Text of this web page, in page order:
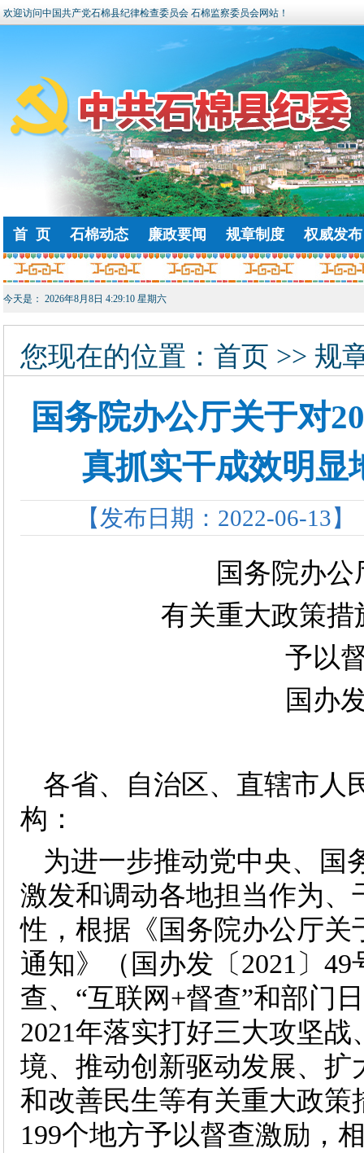
欢迎访问中国共产党石棉县纪律检查委员会 石棉监察委员会网站！
首 页 石棉动态 廉政要闻 规章制度 权威发布
今天是： 2026年8月8日 4:29:11 星期六
您现在的位置： 首页 >> 规
国务院办公厅关于对
真抓实干成效明显
【发布日期：2022-06-13】
国务院办公
有关重大政策
予以
国办
各省、自治区、直辖市人
构：
为进一步推动党中央、国
激发和调动各地担当作为
性，根据《国务院办公厅
通知》（国办发〔2021〕
查、“互联网+督查”和部门
2021年落实打好三大攻坚
境、推动创新驱动发展、
和改善民生等有关重大政
199个地方予以督查激励，